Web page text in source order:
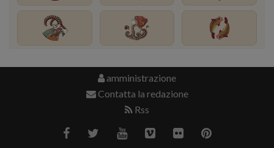
amministrazione
Contatta la redazione
Rss